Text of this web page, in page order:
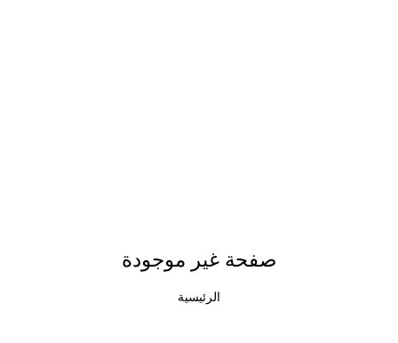
صفحة غير موجودة
الرئيسية